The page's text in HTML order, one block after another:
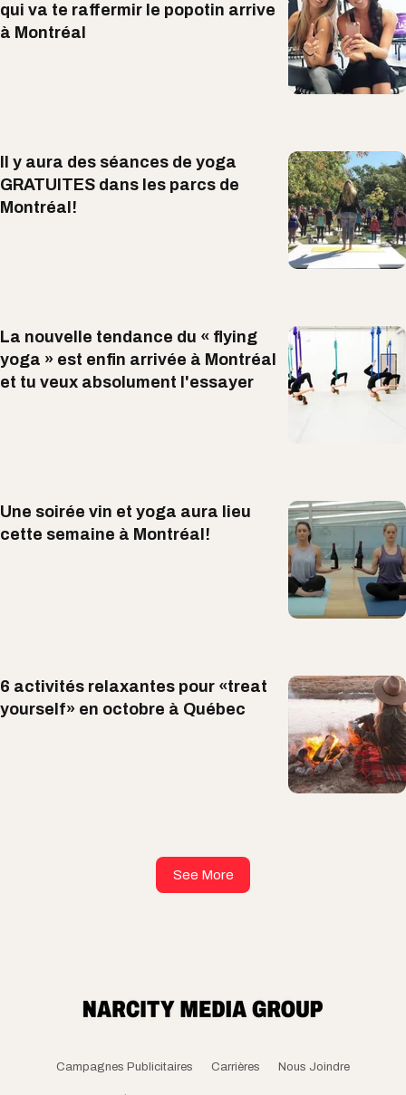
qui va te raffermir le popotin arrive
à Montréal
Il y aura des séances de yoga
GRATUITES dans les parcs de
Montréal!
La nouvelle tendance du « flying
yoga » est enfin arrivée à Montréal
et tu veux absolument l'essayer
Une soirée vin et yoga aura lieu
cette semaine à Montréal!
6 activités relaxantes pour «treat
yourself» en octobre à Québec
See More
Campagnes Publicitaires Carrières Nous Joindre